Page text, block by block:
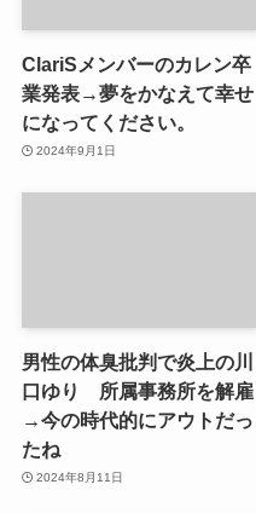
ClariSメンバーのカレン卒
業発表→夢をかなえて幸せ
になってください。
2024年9月1日
男性の体臭批判で炎上の川
口ゆり 所属事務所を解雇
→今の時代的にアウトだっ
たね
2024年8月11日